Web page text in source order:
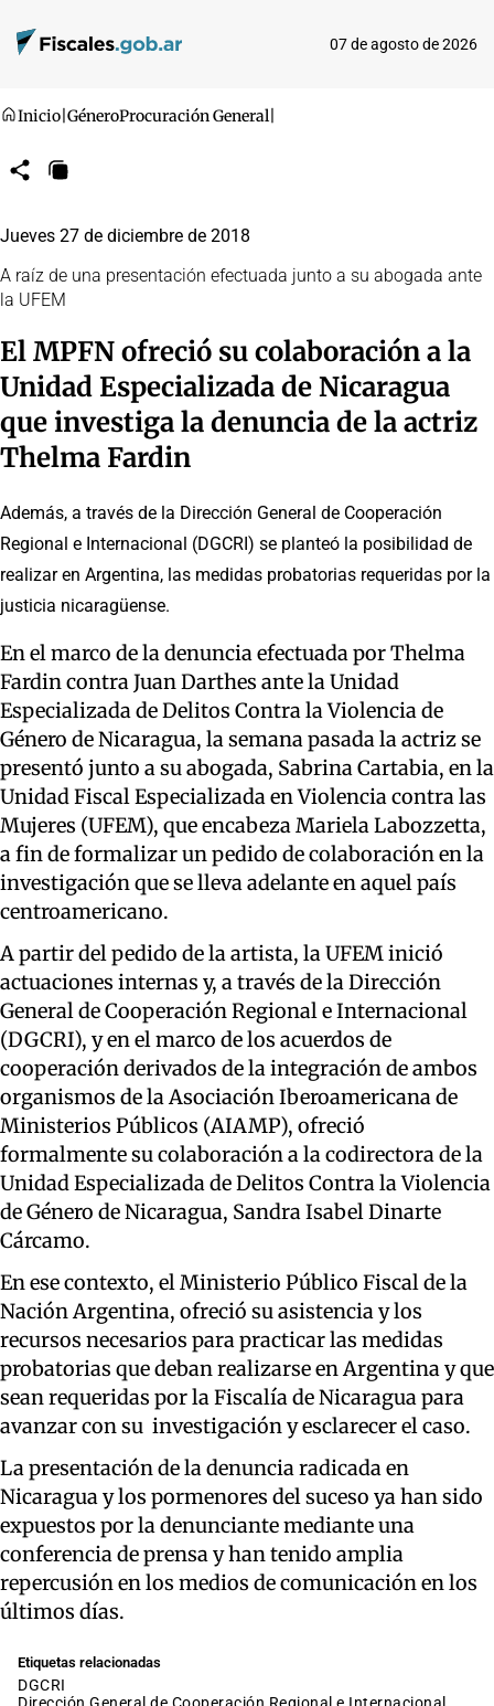
07 de agosto de 2026
Inicio GéneroProcuración General
CompartirCopiar
Jueves 27 de diciembre de 2018
A raíz de una presentación efectuada junto a su abogada ante
la UFEM
El MPFN ofreció su colaboración a la
Unidad Especializada de Nicaragua
que investiga la denuncia de la actriz
Thelma Fardin
Además, a través de la Dirección General de Cooperación
Regional e Internacional (DGCRI) se planteó la posibilidad de
realizar en Argentina, las medidas probatorias requeridas por la
justicia nicaragüense.
En el marco de la denuncia efectuada por Thelma
Fardin contra Juan Darthes ante la Unidad
Especializada de Delitos Contra la Violencia de
Género de Nicaragua, la semana pasada la actriz se
presentó junto a su abogada, Sabrina Cartabia, en la
Unidad Fiscal Especializada en Violencia contra las
Mujeres (UFEM), que encabeza Mariela Labozzetta,
a fin de formalizar un pedido de colaboración en la
investigación que se lleva adelante en aquel país
centroamericano.
A partir del pedido de la artista, la UFEM inició
actuaciones internas y, a través de la Dirección
General de Cooperación Regional e Internacional
(DGCRI), y en el marco de los acuerdos de
cooperación derivados de la integración de ambos
organismos de la Asociación Iberoamericana de
Ministerios Públicos (AIAMP), ofreció
formalmente su colaboración a la codirectora de la
Unidad Especializada de Delitos Contra la Violencia
de Género de Nicaragua, Sandra Isabel Dinarte
Cárcamo.
En ese contexto, el Ministerio Público Fiscal de la
Nación Argentina, ofreció su asistencia y los
recursos necesarios para practicar las medidas
probatorias que deban realizarse en Argentina y que
sean requeridas por la Fiscalía de Nicaragua para
avanzar con su investigación y esclarecer el caso.
La presentación de la denuncia radicada en
Nicaragua y los pormenores del suceso ya han sido
expuestos por la denunciante mediante una
conferencia de prensa y han tenido amplia
repercusión en los medios de comunicación en los
últimos días.
Etiquetas relacionadas
DGCRI